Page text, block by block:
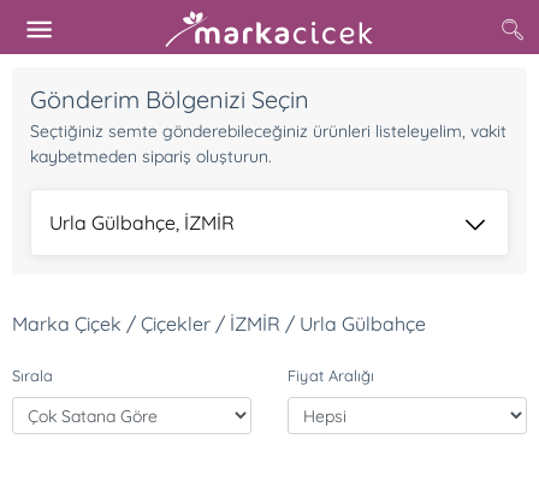
Gönderim Bölgenizi Seçin
Seçtiğiniz semte gönderebileceğiniz ürünleri listeleyelim, vakit
kaybetmeden sipariş oluşturun.
Urla Gülbahçe, İZMİR
Marka Çiçek / Çiçekler / İZMİR / Urla Gülbahçe
Sırala Fiyat Aralığı